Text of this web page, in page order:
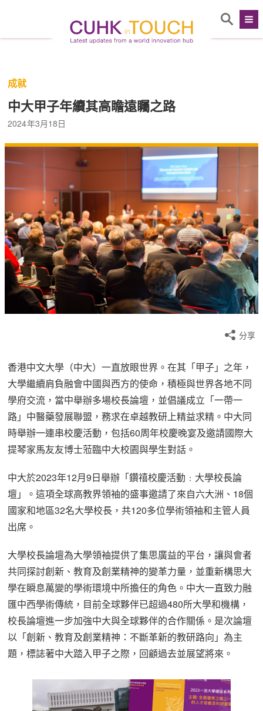
成就
中大甲子年續其高瞻遠矚之路
2024年3月18日
分享
香港中文大學（中大）一直放眼世界。在其「甲子」之年，
大學繼續肩負融會中國與西方的使命，積極與世界各地不同
學府交流，當中舉辦多場校長論壇，並倡議成立「一帶一
路」中醫藥發展聯盟，務求在卓越教研上精益求精。中大同
時舉辦一連串校慶活動，包括60周年校慶晚宴及邀請國際大
提琴家馬友友博士蒞臨中大校園與學生對話。
中大於2023年12月9日舉辦「鑽禧校慶活動﹕大學校長論
壇」。這項全球高教界領袖的盛事邀請了來自六大洲、18個
國家和地區32名大學校長，共120多位學術領袖和主管人員
出席。
大學校長論壇為大學領袖提供了集思廣益的平台，讓與會者
共同探討創新、教育及創業精神的變革力量，並重新構思大
學在瞬息萬變的學術環境中所擔任的角色。中大一直致力融
匯中西學術傳統，目前全球夥伴已超過480所大學和機構，
校長論壇進一步加強中大與全球夥伴的合作關係。是次論壇
以「創新、教育及創業精神：不斷革新的教研路向」為主
題，標誌著中大踏入甲子之際，回顧過去並展望將來。